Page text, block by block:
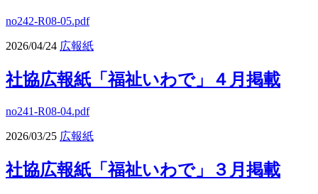
no242-R08-05.pdf
2026/04/24 広報紙
社協広報紙「福祉いわで」４月掲載
no241-R08-04.pdf
2026/03/25 広報紙
社協広報紙「福祉いわで」３月掲載